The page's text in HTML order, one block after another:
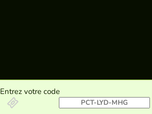
Entrez votre code